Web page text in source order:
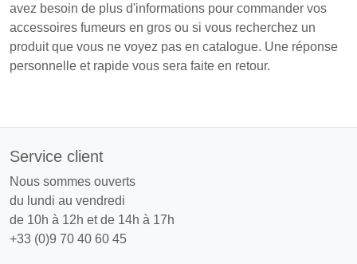
avez besoin de plus d'informations pour commander vos
accessoires fumeurs en gros ou si vous recherchez un
produit que vous ne voyez pas en catalogue. Une réponse
personnelle et rapide vous sera faite en retour.
Service client
Nous sommes ouverts
du lundi au vendredi
de 10h à 12h et de 14h à 17h
+33 (0)9 70 40 60 45